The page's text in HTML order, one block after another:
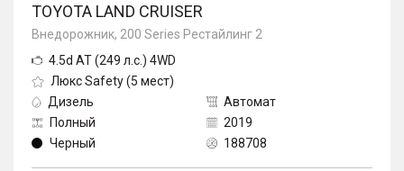
TOYOTA LAND CRUISER
Внедорожник, 200 Series Рестайлинг 2
4.5d AT (249 л.с.) 4WD
Люкс Safety (5 мест)
Дизель
Автомат
Полный
2019
Черный
188708